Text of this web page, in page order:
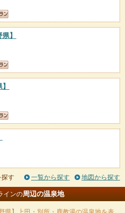
】
す 一覧から探す 地図から探す
インの周辺の温泉地